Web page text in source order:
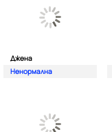
Джена
Ненормална